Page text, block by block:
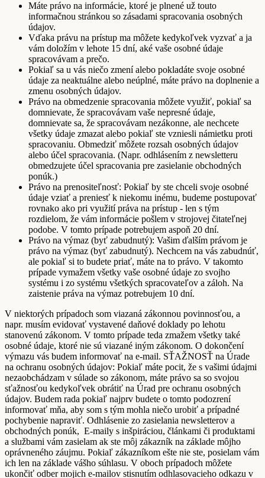
Máte právo na informácie, ktoré je plnené už touto
informačnou stránkou so zásadami spracovania osobných
údajov.
Vďaka právu na prístup ma môžete kedykoľvek vyzvať a ja
vám doložím v lehote 15 dní, aké vaše osobné údaje
spracovávam a prečo.
Pokiaľ sa u vás niečo zmení alebo pokladáte svoje osobné
údaje za neaktuálne alebo neúplné, máte právo na doplnenie a
zmenu osobných údajov.
Právo na obmedzenie spracovania môžete využiť, pokiaľ sa
domnievate, že spracovávam vaše nepresné údaje,
domnievate sa, že spracovávam nezákonne, ale nechcete
všetky údaje zmazat alebo pokiaľ ste vzniesli námietku proti
spracovaniu. Obmedziť môžete rozsah osobných údajov
alebo účel spracovania. (Napr. odhlásením z newsletteru
obmedzujete účel spracovania pre zasielanie obchodných
ponúk.)
Právo na prenositeľnosť: Pokiaľ by ste chceli svoje osobné
údaje vziať a preniesť k niekomu inému, budeme postupovať
rovnako ako pri využití práva na prístup - len s tým
rozdielom, že vám informácie pošlem v strojovej čitateľnej
podobe. V tomto prípade potrebujem aspoň 20 dní.
Právo na výmaz (byť zabudnutý): Vašim ďalším právom je
právo na výmaz (byť zabudnutý). Nechcem na vás zabudnúť,
ale pokiaľ si to budete priať, máte na to právo. V takomto
prípade vymažem všetky vaše osobné údaje zo svojho
systému i zo systému všetkých spracovateľov a záloh. Na
zaistenie práva na výmaz potrebujem 10 dní.
V niektorých prípadoch som viazaná zákonnou povinnosťou, a
napr. musím evidovať vystavené daňové doklady po lehotu
stanovenú zákonom. V tomto prípade teda zmažem všetky také
osobné údaje, ktoré nie sú viazané iným zákonom. O dokončení
výmazu vás budem informovať na e-mail. SŤAŽNOSŤ na Úrade
na ochranu osobných údajov: Pokiaľ máte pocit, že s vašimi údajmi
nezaobchádzam v súlade so zákonom, máte právo sa so svojou
sťažnosťou kedykoľvek obrátiť na Úrad pre ochranu osobných
údajov. Budem rada pokiaľ najprv budete o tomto podozrení
informovať mňa, aby som s tým mohla niečo urobiť a prípadné
pochybenie napraviť. Odhlásenie zo zasielania newsletterov a
obchodných ponúk, E-maily s inšpiráciou, článkami či produktami
a službami vám zasielam ak ste môj zákazník na základe môjho
oprávneného záujmu. Pokiaľ zákazníkom ešte nie ste, posielam vám
ich len na základe vášho súhlasu. V oboch prípadoch môžete
ukončiť odber mojich e-mailov stisnutím odhlasovacieho odkazu v